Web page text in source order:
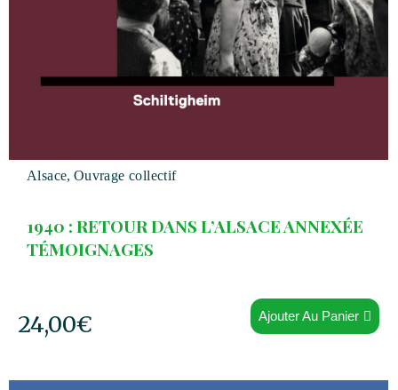
Alsace, Ouvrage collectif
1940 : RETOUR DANS L’ALSACE ANNEXÉE
TÉMOIGNAGES
24,00€ Ajouter Au Panier